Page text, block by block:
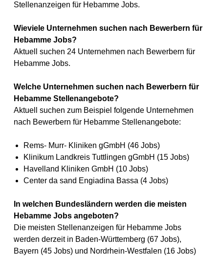
Stellenanzeigen für Hebamme Jobs.
Wieviele Unternehmen suchen nach Bewerbern für
Hebamme Jobs?
Aktuell suchen 24 Unternehmen nach Bewerbern für
Hebamme Jobs.
Welche Unternehmen suchen nach Bewerbern für
Hebamme Stellenangebote?
Aktuell suchen zum Beispiel folgende Unternehmen
nach Bewerbern für Hebamme Stellenangebote:
Rems- Murr- Kliniken gGmbH (46 Jobs)
Klinikum Landkreis Tuttlingen gGmbH (15 Jobs)
Havelland Kliniken GmbH (10 Jobs)
Center da sand Engiadina Bassa (4 Jobs)
In welchen Bundesländern werden die meisten
Hebamme Jobs angeboten?
Die meisten Stellenanzeigen für Hebamme Jobs
werden derzeit in Baden-Württemberg (67 Jobs),
Bayern (45 Jobs) und Nordrhein-Westfalen (16 Jobs)